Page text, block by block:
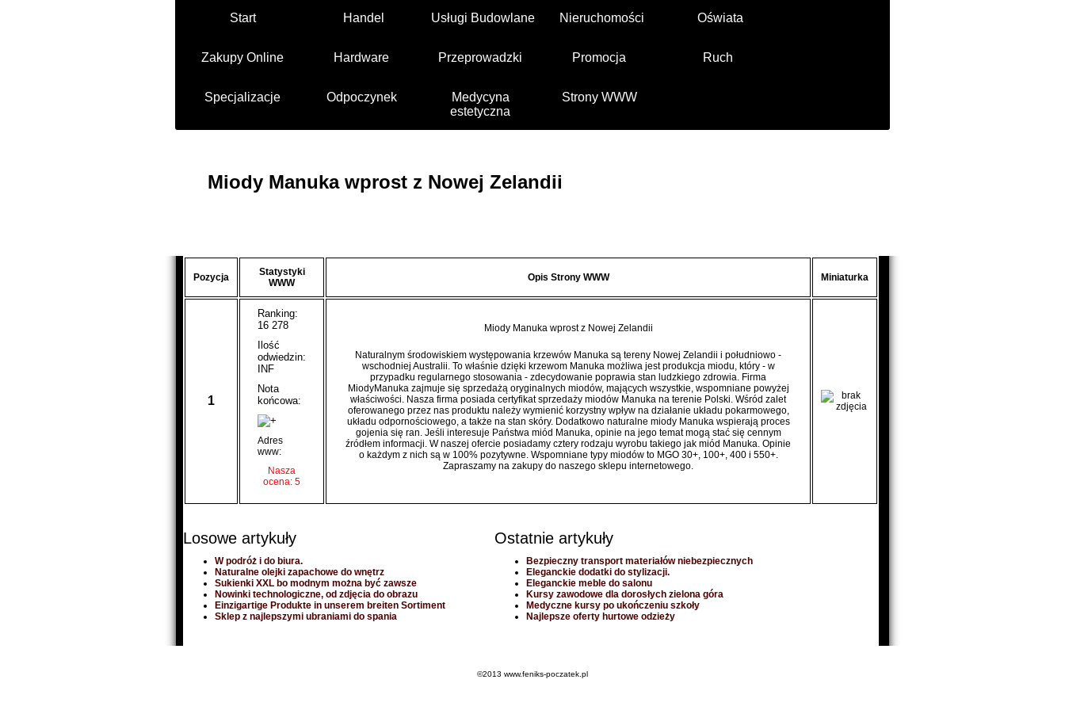
Start Handel Usługi Budowlane Nieruchomości Oświata
Zakupy Online Hardware Przeprowadzki Promocja Ruch
Specjalizacje Odpoczynek
Medycyna
estetyczna
Strony WWW
Miody Manuka wprost z Nowej Zelandii
Pozycja
Statystyki
WWW
Opis Strony WWW Miniaturka
1
Ranking:
16 278
Ilość
odwiedzin:
INF
Nota
końcowa:
Adres
www:
Nasza
ocena: 5
Miody Manuka wprost z Nowej Zelandii
Naturalnym środowiskiem występowania krzewów Manuka są tereny Nowej Zelandii i południowo -
wschodniej Australii. To właśnie dzięki krzewom Manuka możliwa jest produkcja miodu, który - w
przypadku regularnego stosowania - zdecydowanie poprawia stan ludzkiego zdrowia. Firma
MiodyManuka zajmuje się sprzedażą oryginalnych miodów, mających wszystkie, wspomniane powyżej
właściwości. Nasza firma posiada certyfikat sprzedaży miodów Manuka na terenie Polski. Wśród zalet
oferowanego przez nas produktu należy wymienić korzystny wpływ na działanie układu pokarmowego,
układu odpornościowego, a także na stan skóry. Dodatkowo naturalne miody Manuka wspierają proces
gojenia się ran. Jeśli interesuje Państwa miód Manuka, opinie na jego temat mogą stać się cennym
źródłem informacji. W naszej ofercie posiadamy cztery rodzaju wyrobu takiego jak miód Manuka. Opinie
o każdym z nich są w 100% pozytywne. Wspomniane typy miodów to MGO 30+, 100+, 400 i 550+.
Zapraszamy na zakupy do naszego sklepu internetowego.
Losowe artykuły
W podróż i do biura.
Naturalne olejki zapachowe do wnętrz
Sukienki XXL bo modnym można być zawsze
Nowinki technologiczne, od zdjęcia do obrazu
Einzigartige Produkte in unserem breiten Sortiment
Sklep z najlepszymi ubraniami do spania
Ostatnie artykuły
Bezpieczny transport materiałów niebezpiecznych
Eleganckie dodatki do stylizacji.
Eleganckie meble do salonu
Kursy zawodowe dla dorosłych zielona góra
Medyczne kursy po ukończeniu szkoły
Najlepsze oferty hurtowe odzieży
©2013 www.feniks-poczatek.pl